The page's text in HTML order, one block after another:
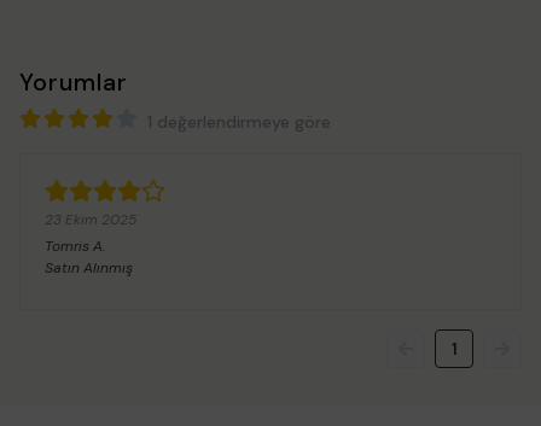
Yorumlar
1 değerlendirmeye göre
23 Ekim 2025
Tomris A.
Satın Alınmış
1